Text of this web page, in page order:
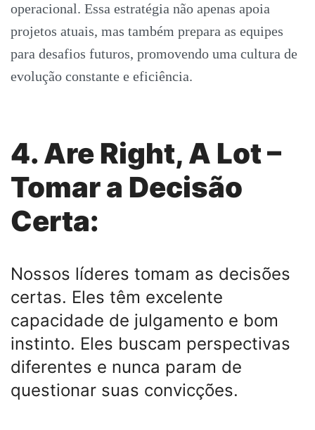
operacional. Essa estratégia não apenas apoia
projetos atuais, mas também prepara as equipes
para desafios futuros, promovendo uma cultura de
evolução constante e eficiência.
4. Are Right, A Lot –
Tomar a Decisão
Certa:
Nossos líderes tomam as decisões
certas. Eles têm excelente
capacidade de julgamento e bom
instinto. Eles buscam perspectivas
diferentes e nunca param de
questionar suas convicções.